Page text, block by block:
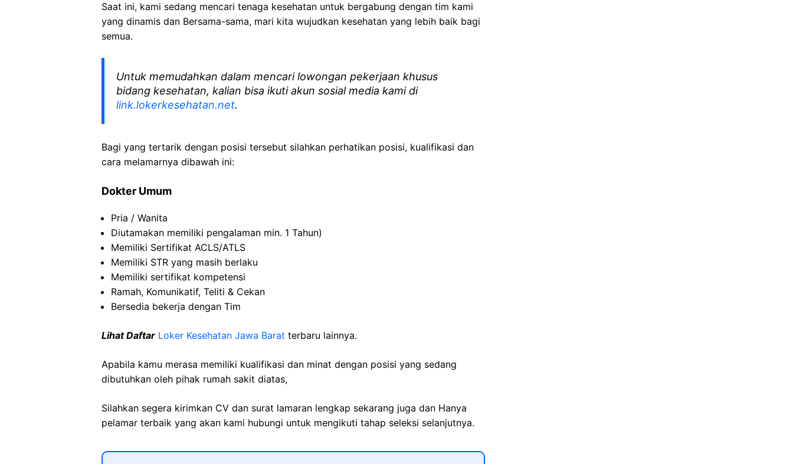
Saat ini, kami sedang mencari tenaga kesehatan untuk bergabung dengan tim kami
yang dinamis dan Bersama-sama, mari kita wujudkan kesehatan yang lebih baik bagi
semua.
Untuk memudahkan dalam mencari lowongan pekerjaan khusus
bidang kesehatan, kalian bisa ikuti akun sosial media kami di
link.lokerkesehatan.net.
Bagi yang tertarik dengan posisi tersebut silahkan perhatikan posisi, kualifikasi dan
cara melamarnya dibawah ini:
Dokter Umum
Pria / Wanita
Diutamakan memiliki pengalaman min. 1 Tahun)
Memiliki Sertifikat ACLS/ATLS
Memiliki STR yang masih berlaku
Memiliki sertifikat kompetensi
Ramah, Komunikatif, Teliti & Cekan
Bersedia bekerja dengan Tim
Lihat Daftar Loker Kesehatan Jawa Barat terbaru lainnya.
Apabila kamu merasa memiliki kualifikasi dan minat dengan posisi yang sedang
dibutuhkan oleh pihak rumah sakit diatas,
Silahkan segera kirimkan CV dan surat lamaran lengkap sekarang juga dan Hanya
pelamar terbaik yang akan kami hubungi untuk mengikuti tahap seleksi selanjutnya.